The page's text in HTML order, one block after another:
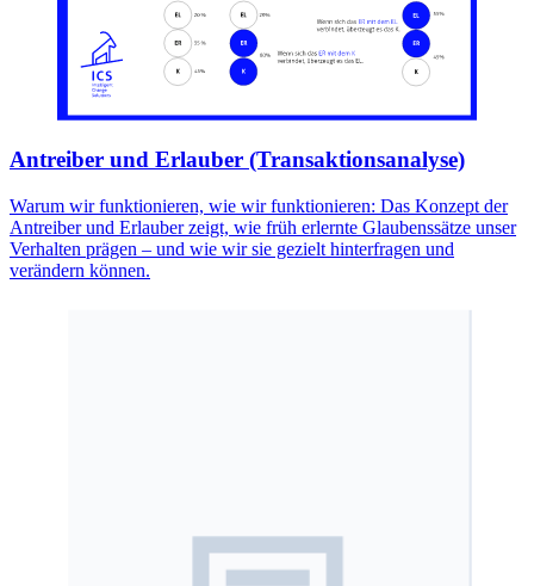
Antreiber und Erlauber (Transaktionsanalyse)
Warum wir funktionieren, wie wir funktionieren: Das Konzept der
Antreiber und Erlauber zeigt, wie früh erlernte Glaubenssätze unser
Verhalten prägen – und wie wir sie gezielt hinterfragen und
verändern können.